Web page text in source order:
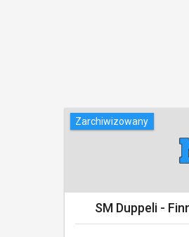
Zarchiwizowany
SM Duppeli -